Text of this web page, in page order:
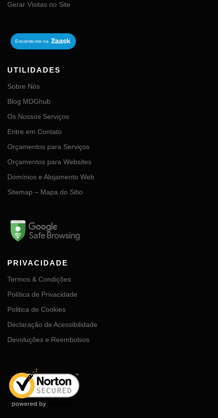
Gerar Visitas no Site
UTILIDADES
Sobre Nós
Blog MDGhub
Os Nossos Serviços
Entre em Contato
Orçamentos para Serviços
Orçamentos para Websites
Domínios e Alojamento Web
Sitemap – Mapa do Sitio
PRIVACIDADE
Termos & Condições
Política de Privacidade
Politica de Cookies
Declaração de Acessibilidade
Devoluções e Reembolsos